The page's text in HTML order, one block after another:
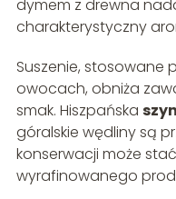
dymem z drewna
charakterystyczny
Suszenie, stosowane
owocach, obniża
smak. Hiszpańska
góralskie wędliny są
konserwacji może
wyrafinowanego